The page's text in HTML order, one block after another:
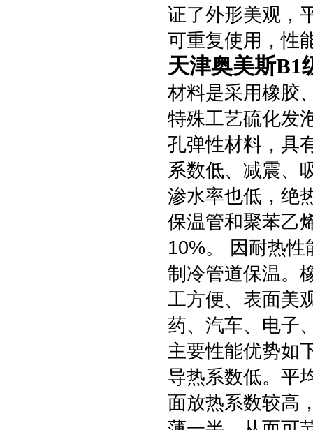
证了外形美观，
可重复使用，性
天津奥美斯B1
材料是采用橡胶
特殊工艺硫化发
孔弹性材料，具
系数低、减震、
渗水率也低，绝
保温管和聚苯乙
10%。 因耐热
制冷管道保温。
工方便、表面美
药、汽车、电子
主要性能优势如
导热系数低。平
面放热系数较高